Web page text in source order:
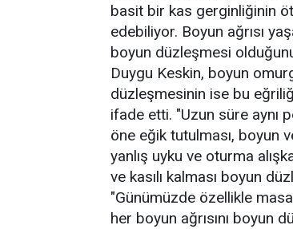
basit bir kas gerginliğinin
edebiliyor. Boyun ağrısı
boyun düzleşmesi
Duygu Keskin, boyun
düzleşmesinin ise bu
ifade etti. "Uzun süre aynı
öne eğik tutulması, boyun
yanlış uyku ve oturma
ve kasılı kalması boyun
"Günümüzde özellikle
her boyun ağrısını boyun